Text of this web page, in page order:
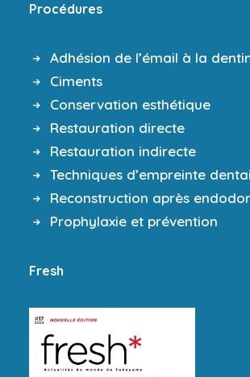
Procédures
Adhésion de l’émail à la
Ciments
Conservation esthétique
Restauration directe
Restauration indirecte
Techniques d’empreinte
Reconstruction après
Prophylaxie et prévention
Fresh